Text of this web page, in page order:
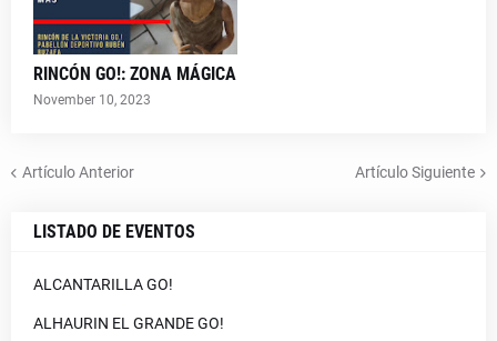
RINCÓN GO!: ZONA MÁGICA
November 10, 2023
Artículo Anterior Artículo Siguiente
LISTADO DE EVENTOS
ALCANTARILLA GO!
ALHAURIN EL GRANDE GO!